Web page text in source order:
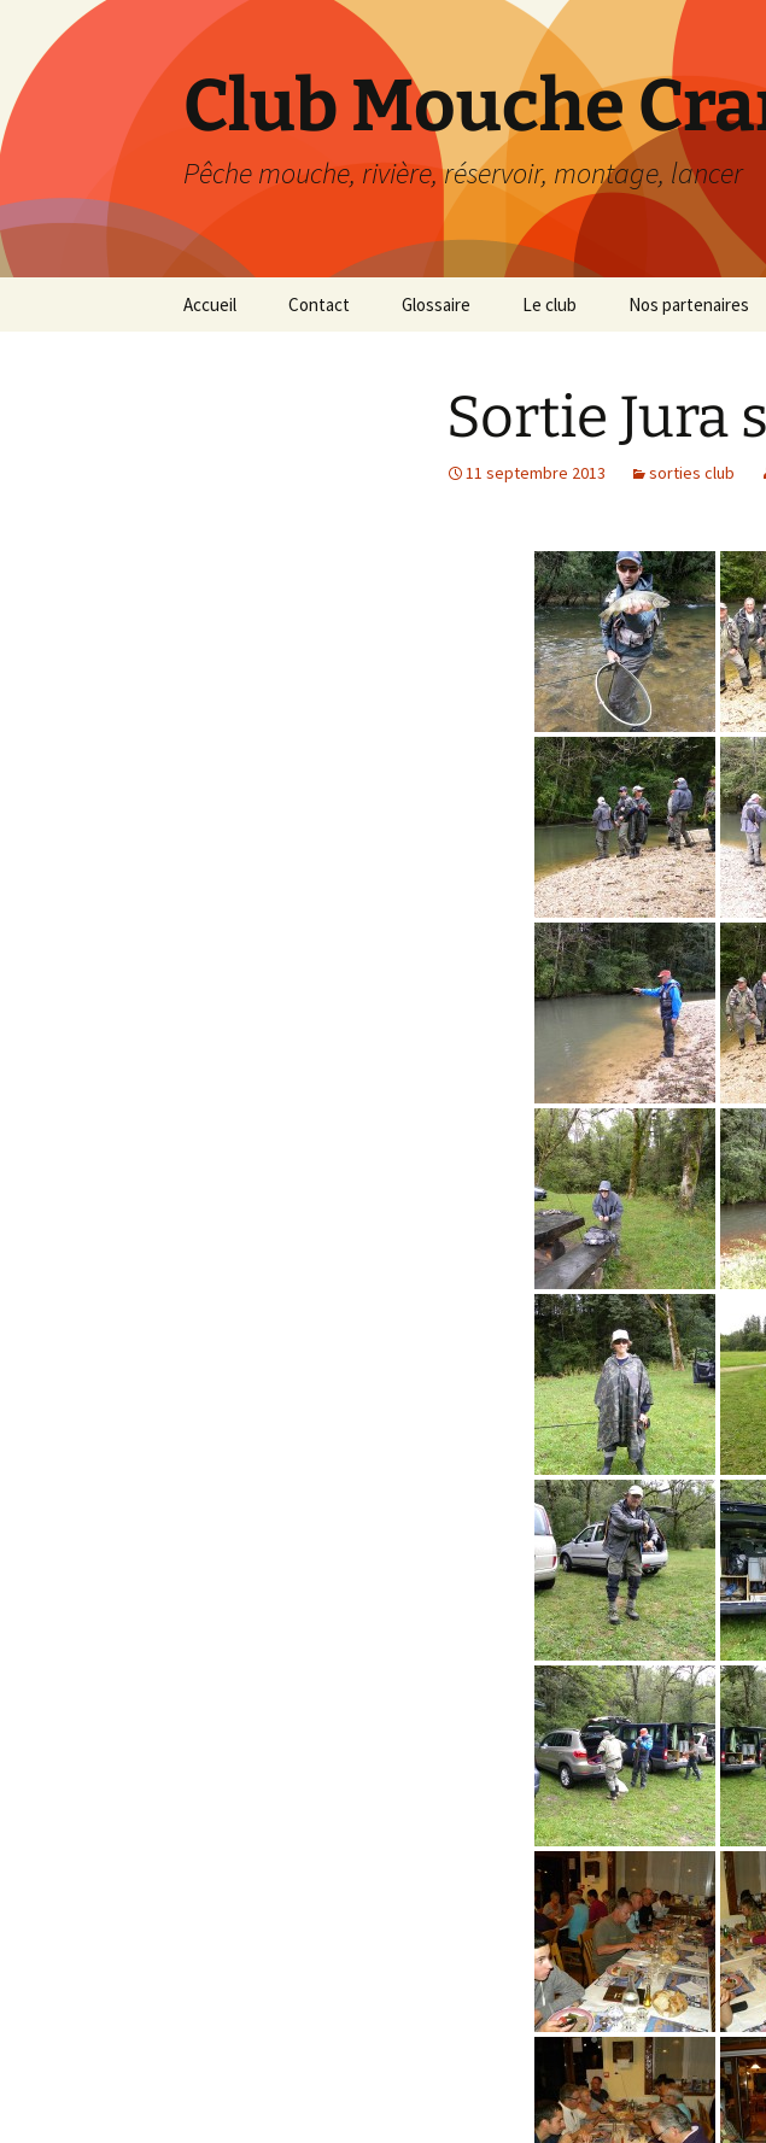
contenu
Club Mouche
Pêche mouche, rivière, réservoir, montage, lancer
Accueil Contact Glossaire Le club Nos partenaires
Sortie Jura
11 septembre 2013 sorties club